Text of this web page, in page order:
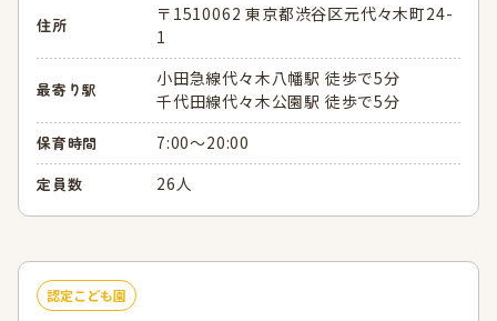
住所
〒1510062 東京都渋谷区元代々木町24-
1
最寄り駅
小田急線代々木八幡駅 徒歩で5分
千代田線代々木公園駅 徒歩で5分
保育時間 7:00～20:00
定員数 26人
認定こども園